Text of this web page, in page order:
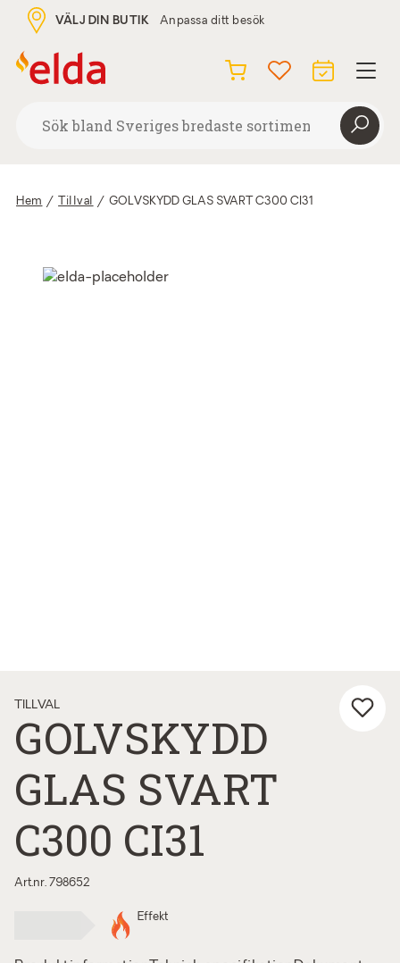
VÄLJ DIN BUTIK Anpassa ditt besök
Hem / Tillval / GOLVSKYDD GLAS SVART C300 CI31
TILLVAL
GOLVSKYDD
GLAS SVART
C300 CI31
Art.nr. 798652
Effekt